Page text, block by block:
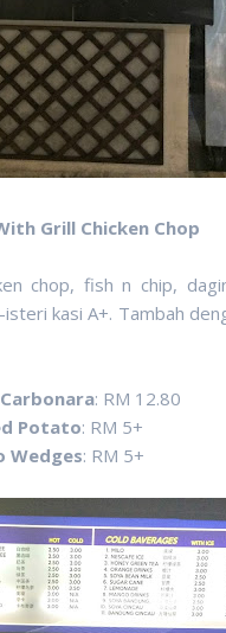
Grill Chicken Chop
chop, fish n chip,
kasi A+. Tambah
: RM 12.80
Potato: RM 5+
Wedges: RM 5+